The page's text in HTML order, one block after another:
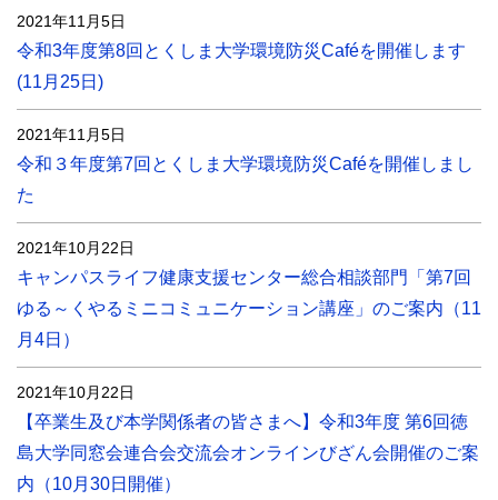
2021年11月5日
令和3年度第8回とくしま大学環境防災Caféを開催します
(11月25日)
2021年11月5日
令和３年度第7回とくしま大学環境防災Caféを開催しまし
た
2021年10月22日
キャンパスライフ健康支援センター総合相談部門「第7回
ゆる～くやるミニコミュニケーション講座」のご案内（11
月4日）
2021年10月22日
【卒業生及び本学関係者の皆さまへ】令和3年度 第6回徳
島大学同窓会連合会交流会オンラインびざん会開催のご案
内（10月30日開催）